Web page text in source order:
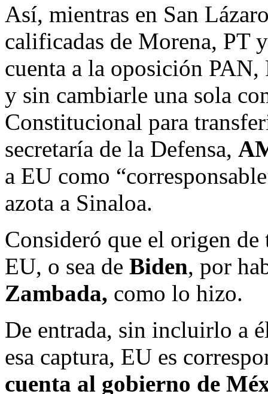
Así, mientras en San
calificadas de Morena, PT
cuenta a la oposición
y sin cambiarle una sola
Constitucional para
secretaría de la Defensa,
a EU como
azota a Sinaloa.
Consideró que el origen
EU, o sea de Biden, por
Zambada, como lo hizo.
De entrada, sin incluirlo a
esa captura, EU es
cuenta al gobierno de